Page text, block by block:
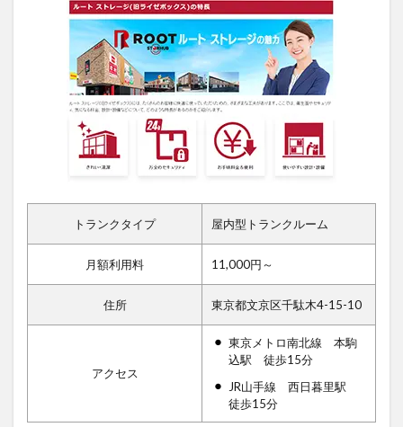
トランクタイプ 屋内型トランクルーム
月額利用料 11,000円～
住所 東京都文京区千駄木4-15-10
アクセス
東京メトロ南北線 本駒
込駅 徒歩15分
JR山手線 西日暮里駅
徒歩15分